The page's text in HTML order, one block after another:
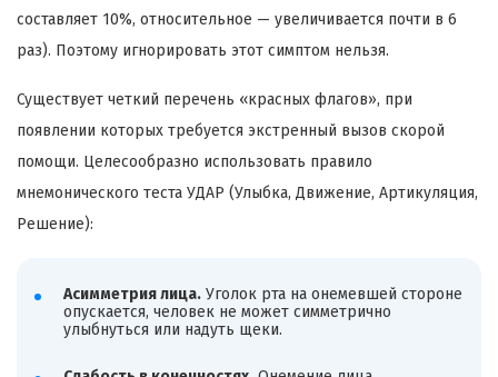
составляет 10%, относительное — увеличивается почти в 6
раз). Поэтому игнорировать этот симптом нельзя.
Существует четкий перечень «красных флагов», при
появлении которых требуется экстренный вызов скорой
помощи. Целесообразно использовать правило
мнемонического теста УДАР (Улыбка, Движение, Артикуляция,
Решение):
Асимметрия лица.Уголок рта на онемевшей стороне
опускается, человек не может симметрично
улыбнуться или надуть щеки.